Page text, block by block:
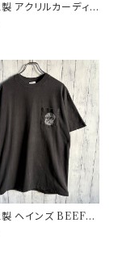
アクリルカーディガ
紫 アメリカ製
ヘインズ BEEFY
ッチTシャツ ヴィン
ツ ポケT